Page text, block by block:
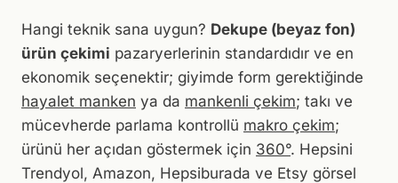
Hangi teknik sana uygun? Dekupe (beyaz fon)
ürün çekimi pazaryerlerinin standardıdır ve en
ekonomik seçenektir; giyimde form gerektiğinde
hayalet manken ya da mankenli çekim; takı ve
mücevherde parlama kontrollü makro çekim;
ürünü her açıdan göstermek için 360°. Hepsini
Trendyol, Amazon, Hepsiburada ve Etsy görsel